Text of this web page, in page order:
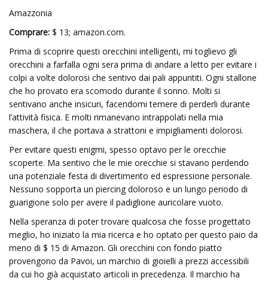
Amazzonia
Comprare: $ 13; amazon.com.
Prima di scoprire questi orecchini intelligenti, mi toglievo gli
orecchini a farfalla ogni sera prima di andare a letto per evitare i
colpi a volte dolorosi che sentivo dai pali appuntiti. Ogni stallone
che ho provato era scomodo durante il sonno. Molti si
sentivano anche insicuri, facendomi temere di perderli durante
l’attività fisica. E molti rimanevano intrappolati nella mia
maschera, il che portava a strattoni e impigliamenti dolorosi.
Per evitare questi enigmi, spesso optavo per le orecchie
scoperte. Ma sentivo che le mie orecchie si stavano perdendo
una potenziale festa di divertimento ed espressione personale.
Nessuno sopporta un piercing doloroso e un lungo periodo di
guarigione solo per avere il padiglione auricolare vuoto.
Nella speranza di poter trovare qualcosa che fosse progettato
meglio, ho iniziato la mia ricerca e ho optato per questo paio da
meno di $ 15 di Amazon. Gli orecchini con fondo piatto
provengono da Pavoi, un marchio di gioielli a prezzi accessibili
da cui ho già acquistato articoli in precedenza. Il marchio ha